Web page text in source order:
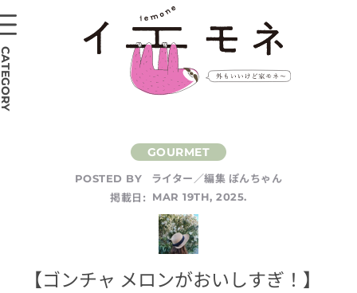
POSTED BY
ライター／編集 ぽんちゃん
掲載日:
MAR 19TH, 2025.
【ゴンチャ メロンがおいしすぎ！】